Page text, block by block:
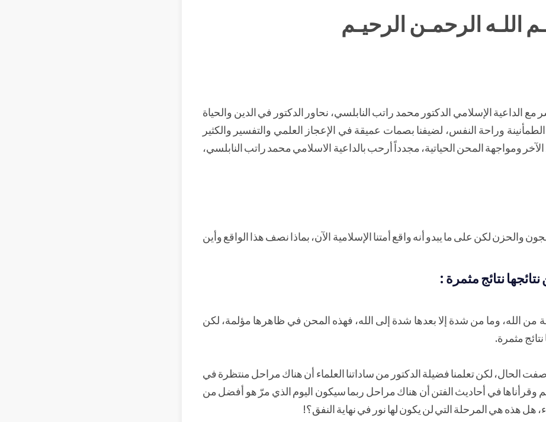
اللـه الرحمـن الرحيـم
الداعية الإسلامي الدكتور محمد راتب النابلسي، نحاور الدكتور في الدين والحياة
وراحة النفس، لضيفنا بصمات عميقة في الإعجاز العلمي والتفسير والكثير
ومواجهة المحن الحياتية، مجدداً أرحب بالداعية الاسلامي محمد راتب النابلسي،
والحزن لكن على ما يبدو أنه واقع أمتنا الإسلامية الآن، بماذا نصف هذا الواقع وأين
نتائج مثمرة :
من الله، وما من شدة إلا بعدها شدة إلى الله، فهذه المحن في ظاهرها مؤلمة، لكن
مثمرة.
الحال، لكن تعلمنا فضيلة الدكتور من ساداتنا العلماء أن هناك مراحل منتظرة في
وقرأناها في أحاديث الفتن أن هناك مراحل ربما سيكون اليوم الذي مرّ هو أفضل من
هل هذه هي المرحلة التي لن يكون لها نور في نهاية النفق؟!